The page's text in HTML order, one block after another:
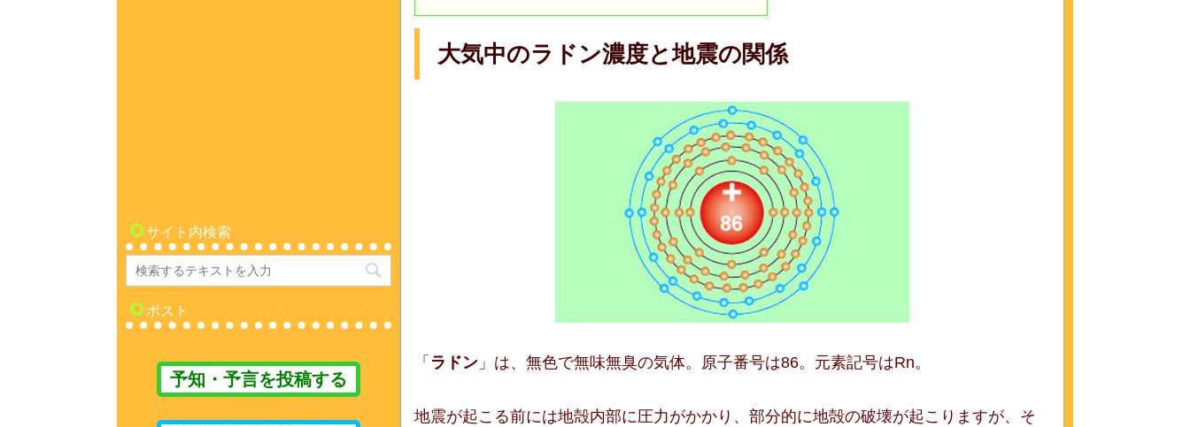
大気中のラドン濃度と地震の関係
「 ラドン 」は、無色で無味無臭の気体。原子番号は86。元素記号はRn。
地震が起こる前には地殻内部に圧力がかかり、部分的に地殻の破壊が起こりますが、そ
サイト内検索
ポスト
予知・予言を投稿する